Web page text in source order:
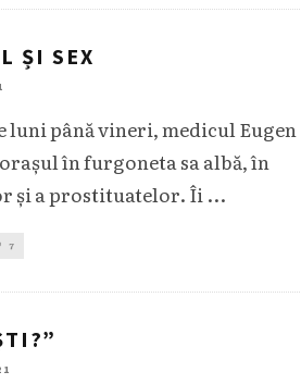
ȘI SEX
luni până vineri, medicul Eugen
în furgoneta sa albă, în
și a prostituatelor. Îi ...
7